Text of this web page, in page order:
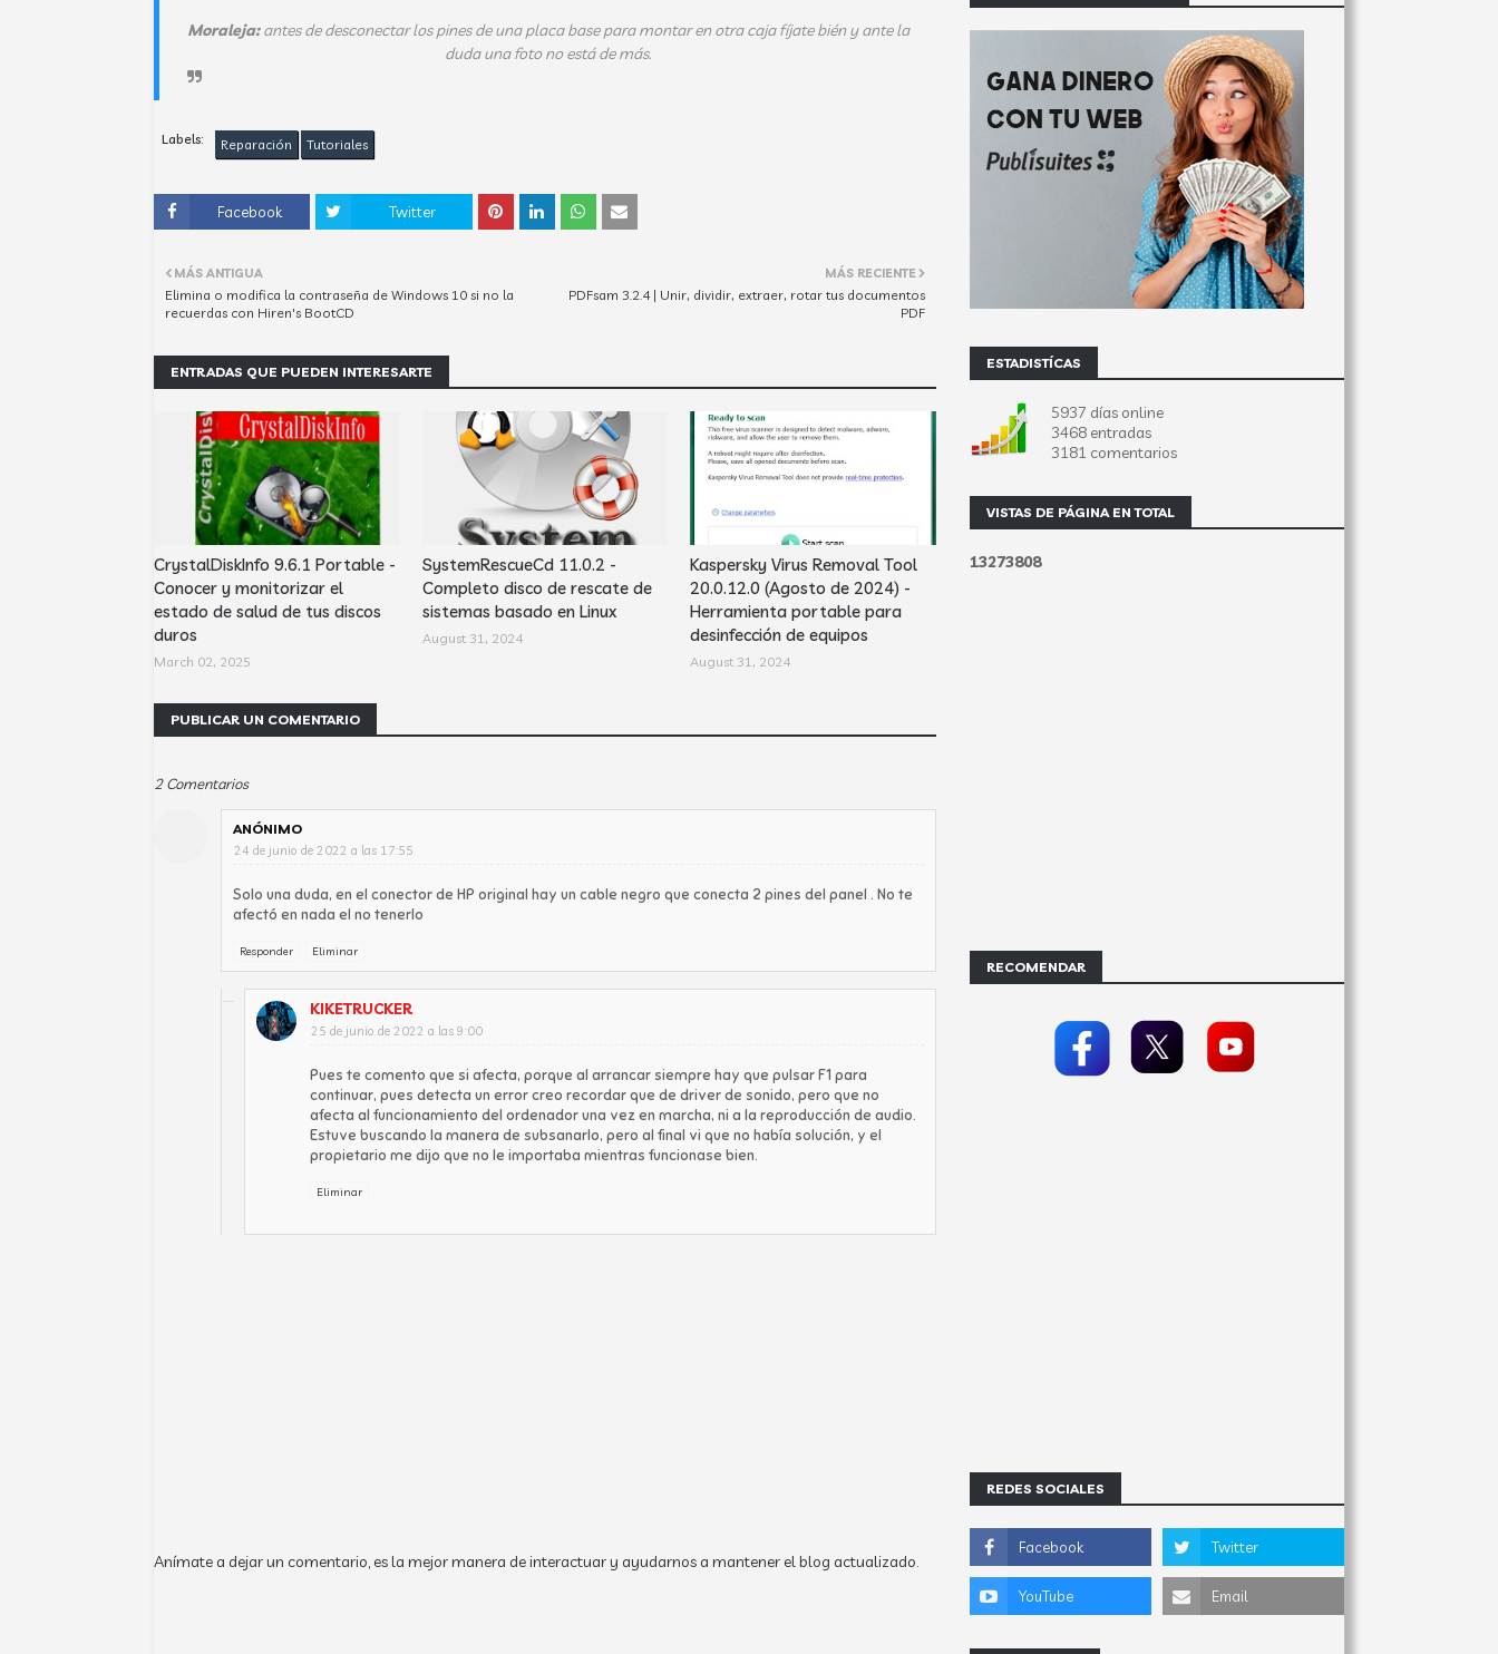
Moraleja:antes de desconectar los pines de una placa base para montar en otra caja fíjate bién y ante la
duda una foto no está de más.
Labels: Reparación Tutoriales
Facebook Twitter
MÁS RECIENTE
PDFsam 3.2.4 | Unir, dividir, extraer, rotar tus documentos
PDF
MÁS ANTIGUA
Elimina o modifica la contraseña de Windows 10 si no la
recuerdas con Hiren's BootCD
ENTRADAS QUE PUEDEN INTERESARTE
CrystalDiskInfo 9.6.1 Portable -
Conocer y monitorizar el
estado de salud de tus discos
duros
March 02, 2025
SystemRescueCd 11.0.2 -
Completo disco de rescate de
sistemas basado en Linux
August 31, 2024
Kaspersky Virus Removal Tool
20.0.12.0 (Agosto de 2024) -
Herramienta portable para
desinfección de equipos
August 31, 2024
PUBLICAR UN COMENTARIO
2 Comentarios
ANÓNIMO
24 de junio de 2022 a las 17:55
Solo una duda, en el conector de HP original hay un cable negro que conecta 2 pines del panel . No te
afectó en nada el no tenerlo
Responder Eliminar
KIKETRUCKER
25 de junio de 2022 a las 9:00
Pues te comento que si afecta, porque al arrancar siempre hay que pulsar F1 para
continuar, pues detecta un error creo recordar que de driver de sonido, pero que no
afecta al funcionamiento del ordenador una vez en marcha, ni a la reproducción de audio.
Estuve buscando la manera de subsanarlo, pero al final vi que no había solución, y el
propietario me dijo que no le importaba mientras funcionase bien.
Eliminar
Anímate a dejar un comentario, es la mejor manera de interactuar y ayudarnos a mantener el blog actualizado.
ESTADISTÍCAS
5937 días online
3468 entradas
3181 comentarios
VISTAS DE PÁGINA EN TOTAL
13273808
RECOMENDAR
REDES SOCIALES